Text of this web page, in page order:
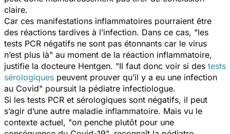
claire.
Car ces manifestations inflammatoires pourraient être
des réactions tardives à l’infection. Dans ce cas, "les
tests PCR négatifs ne sont pas étonnants car le virus
n’est plus là" au moment de la réaction inflammatoire,
justifie la docteure Hentgen. "Il faut donc voir si des tests
sérologiques peuvent prouver qu’il y a eu une infection
au Covid" poursuit la pédiatre infectiologue.
Si les tests PCR et sérologiques sont négatifs, il peut
s’agir d’une autre maladie inflammatoire. Mais vu le
contexte actuel, "on penche plutôt pour une